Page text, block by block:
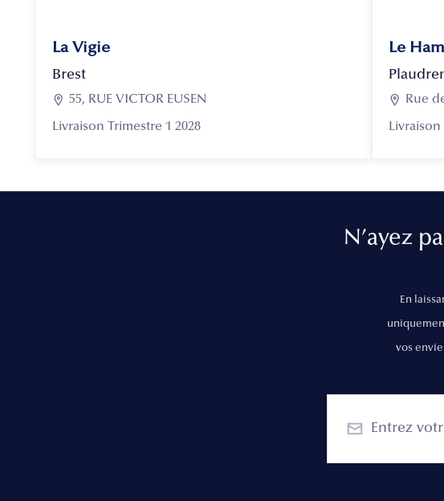
La Vigie
Brest
 55, RUE VICTOR EUSEN
Livraison Trimestre 1 2028
Le
 Rue
Livraison
N’ayez
En
vos